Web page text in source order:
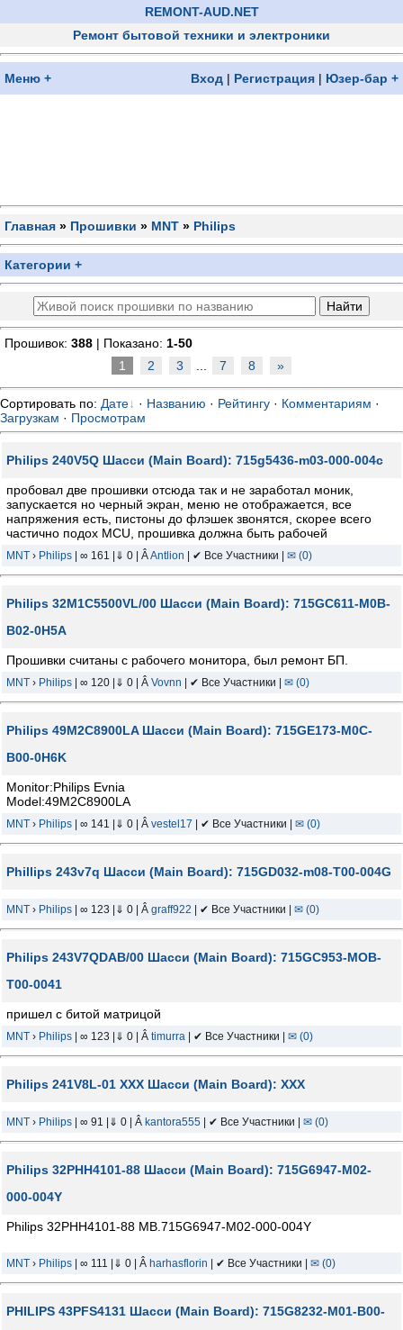
REMONT-AUD.NET
Ремонт бытовой техники и электроники
Меню + Вход | Регистрация | Юзер-бар +
Главная » Прошивки » MNT » Philips
Категории +
Прошивок: 388 | Показано: 1-50
1
2 3 7 8 »
Сортировать по: Дате · Названию · Рейтингу · Комментариям ·
Загрузкам · Просмотрам
Philips 240V5Q Шасси (Main Board): 715g5436-m03-000-004c
пробовал две прошивки отсюда так и не заработал моник,
запускается но черный экран, меню не отображается, все
напряжения есть, пистоны до флэшек звонятся, скорее всего
частично подох MCU, прошивка должна быть рабочей
MNT › Philips | ∞ 161 |⇓ 0 | ÂAntlion | ✔ Все Участники | ✉ (0)
Philips 32M1C5500VL/00 Шасси (Main Board): 715GC611-M0B-
B02-0H5A
Прошивки считаны с рабочего монитора, был ремонт БП.
MNT › Philips | ∞ 120 |⇓ 0 | Â Vovnn | ✔ Все Участники | ✉ (0)
Philips 49M2C8900LA Шасси (Main Board): 715GE173-M0C-
B00-0H6K
Monitor:Philips Evnia
Model:49M2C8900LA
MNT › Philips | ∞ 141 |⇓ 0 | Â vestel17 | ✔ Все Участники | ✉ (0)
Phillips 243v7q Шасси (Main Board): 715GD032-m08-T00-004G
MNT › Philips | ∞ 123 |⇓ 0 | Â graff922 | ✔ Все Участники | ✉ (0)
Philips 243V7QDAB/00 Шасси (Main Board): 715GC953-MOB-
T00-0041
пришел с битой матрицой
MNT › Philips | ∞ 123 |⇓ 0 | Â timurra | ✔ Все Участники | ✉ (0)
Philips 241V8L-01 XXX Шасси (Main Board): XXX
MNT › Philips | ∞ 91 |⇓ 0 | Â kantora555 | ✔ Все Участники | ✉ (0)
Philips 32PHH4101-88 Шасси (Main Board): 715G6947-M02-
000-004Y
Philips 32PHH4101-88 MB.715G6947-M02-000-004Y
MNT › Philips | ∞ 111 |⇓ 0 | Â harhasflorin | ✔ Все Участники | ✉ (0)
PHILIPS 43PFS4131 Шасси (Main Board): 715G8232-M01-B00-